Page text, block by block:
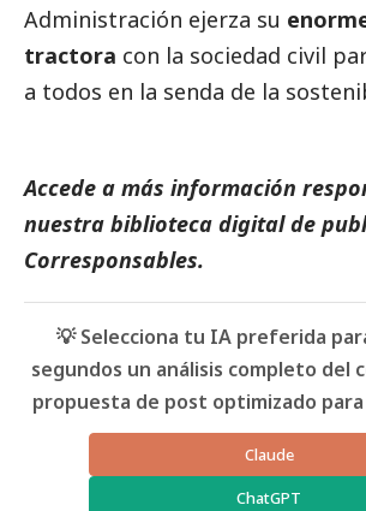
Administración ejerza su
tractora con la sociedad civil
a todos en la senda de la
Accede a más información
nuestra biblioteca digital de
Corresponsables.
💡 Selecciona tu IA preferida
segundos un análisis completo del
propuesta de post optimizado para
Claude
ChatGPT